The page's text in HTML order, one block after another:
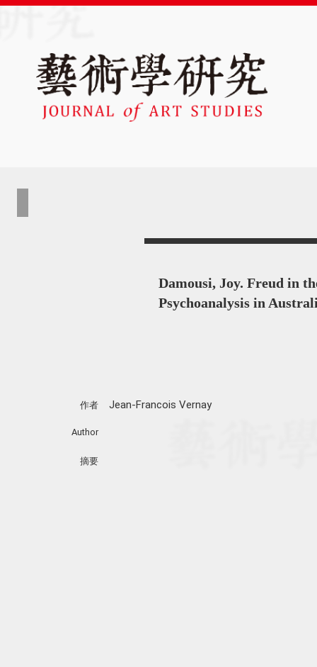
Damousi, Joy. Freud in
Psychoanalysis in
作者 Jean-Francois Vernay
Author
摘要